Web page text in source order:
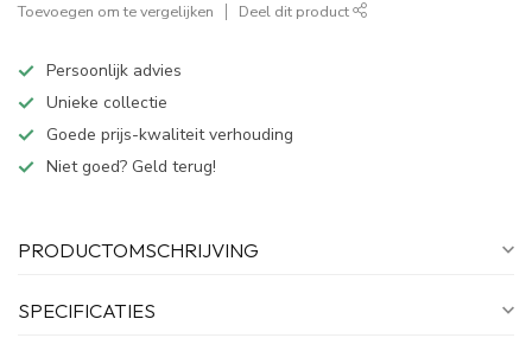
Toevoegen om te vergelijken Deel dit product
Persoonlijk advies
Unieke collectie
Goede prijs-kwaliteit verhouding
Niet goed? Geld terug!
PRODUCTOMSCHRIJVING
SPECIFICATIES